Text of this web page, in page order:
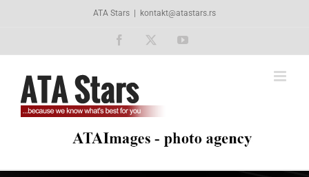
ATA Stars kontakt@atastars.rs
Facebook YouTube